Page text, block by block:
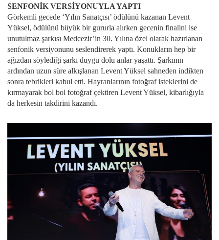
SENFONİK VERSİYONUYLA YAPTI
Görkemli gecede ‘Yılın Sanatçısı’ ödülünü kazanan Levent
Yüksel, ödülünü büyük bir gururla alırken gecenin finalini ise
unutulmaz şarkısı Medcezir’in 30. Yılına özel olarak hazırlanan
senfonik versiyonunu seslendirerek yaptı. Konukların hep bir
ağızdan söylediği şarkı duygu dolu anlar yaşattı. Şarkının
ardından uzun süre alkışlanan Levent Yüksel sahneden indikten
sonra tebrikleri kabul etti. Hayranlarının fotoğraf isteklerini de
kırmayarak bol bol fotoğraf çektiren Levent Yüksel, kibarlığıyla
da herkesin takdirini kazandı.